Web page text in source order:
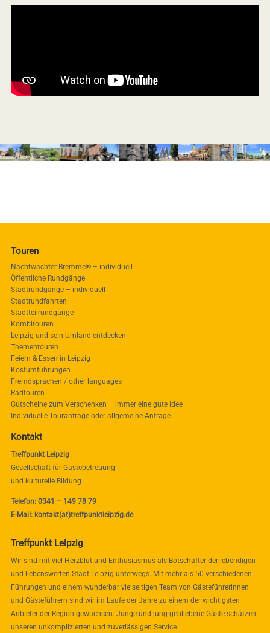
Touren
Nachtwächter Bremme® – individuell
Öffentliche Rundgänge
Stadtrundgänge – individuell
Stadtrundfahrten
Stadtteilrundgänge
Kombitouren
Leipzig und sein Umland entdecken
Thementouren
Feiern & Essen in Leipzig
Kostümführungen
Fremdsprachen / other languages
Radtouren
Gutscheine zum Verschenken – immer eine gute Idee
Individuelle Touranfrage oder allgemeine Anfrage
Kontakt
Treffpunkt Leipzig
Gesellschaft für Gästebetreuung
und kulturelle Bildung
Telefon: 0341 – 149 78 79
E-Mail: kontakt(at)treffpunktleipzig.de
Treffpunkt Leipzig
Wir sind mit viel Herzblut und Enthusiasmus als Botschafter der lebendigen
und liebenswerten Stadt Leipzig unterwegs. Mit mehr als 50 verschiedenen
Führungen und einem wunderbar vielseitigen Team von Gästeführerinnen
und Gästeführern sind wir im Laufe der Jahre zu einem der wichtigsten
Anbieter der Region gewachsen. Junge und jung gebliebene Gäste schätzen
unseren unkomplizierten und zuverlässigen Service.